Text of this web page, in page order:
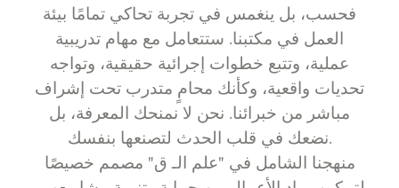
فحسب، بل ينغمس في تجربة تحاكي تمامًا بيئة
العمل في مكتبنا. ستتعامل مع مهام تدريبية
عملية، وتتبع خطوات إجرائية حقيقية، وتواجه
تحديات واقعية، وكأنك محامٍ متدرب تحت إشراف
مباشر من خبرائنا. نحن لا نمنحك المعرفة، بل
نضعك في قلب الحدث لتصنعها بنفسك.
منهجنا الشامل في "علم الـ ق" مصمم خصيصًا